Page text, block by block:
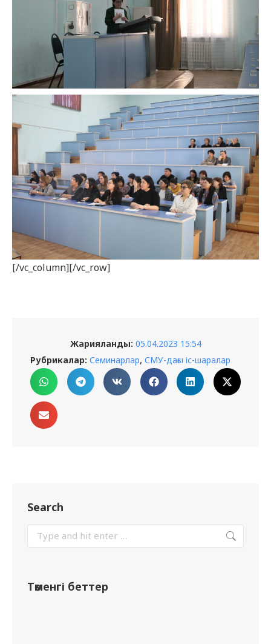
[/vc_column][/vc_row]
Жарияланды: 05.04.2023 15:54
Рубрикалар: Семинарлар, СМУ-дағы іс-шаралар
Search
Төменгі беттер